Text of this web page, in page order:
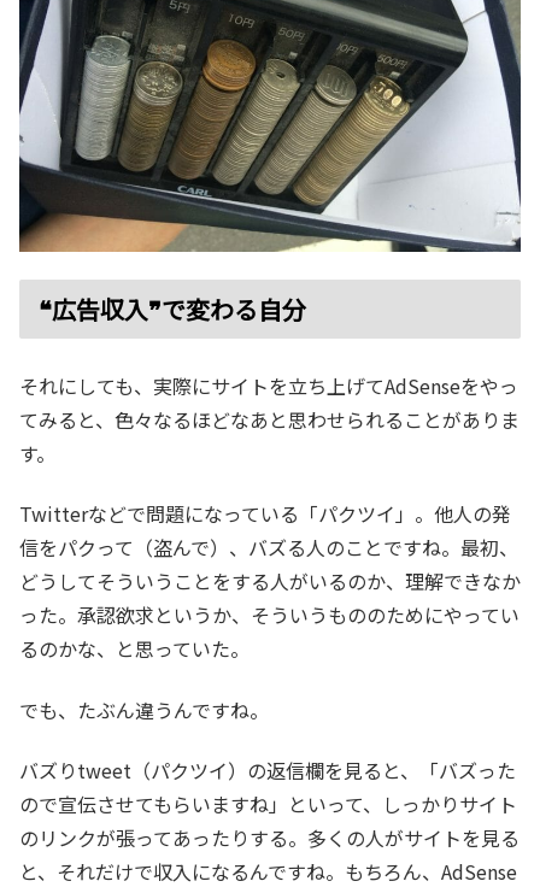
❝広告収入❞で変わる自分
それにしても、実際にサイトを立ち上げてAdSenseをやっ
てみると、色々なるほどなあと思わせられることがありま
す。
Twitterなどで問題になっている「パクツイ」。他人の発
信をパクって（盗んで）、バズる人のことですね。最初、
どうしてそういうことをする人がいるのか、理解できなか
った。承認欲求というか、そういうもののためにやってい
るのかな、と思っていた。
でも、たぶん違うんですね。
バズりtweet（パクツイ）の返信欄を見ると、「バズった
ので宣伝させてもらいますね」といって、しっかりサイト
のリンクが張ってあったりする。多くの人がサイトを見る
と、それだけで収入になるんですね。もちろん、AdSense